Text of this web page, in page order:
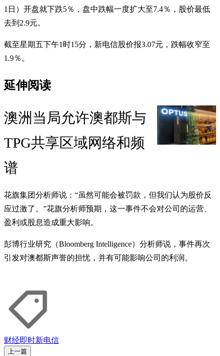
1日）开盘就下跌5％，盘中跌幅一度扩大至7.4％，股价最低
去到2.9元。
截至星期五下午1时15分，新电信股价报3.07元，跌幅收窄至
1.9％。
延伸阅读
澳洲当局允许澳都斯与
TPG共享区域网络和频
谱
花旗集团分析师说：“虽然可能会被罚款，但我们认为股价反
应过激了。”花旗分析师预期，这一事件不会对公司的运营、
盈利或股息造成重大影响。
彭博行业研究（Bloomberg Intelligence）分析师说，事件再次
引发对澳都斯声誉的担忧，并有可能影响公司的利润。
财经即时新电信
上一篇